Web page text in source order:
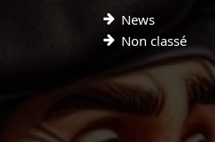
News
Non classé